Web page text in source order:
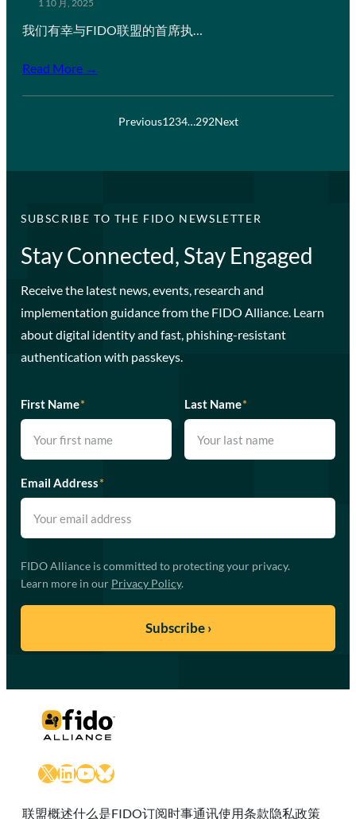
1 10 月, 2025
我们有幸与FIDO联盟的首席执…
Read More →
Previous1234…292Next
SUBSCRIBE TO THE FIDO NEWSLETTER
Stay Connected, Stay Engaged
Receive the latest news, events, research and
implementation guidance from the FIDO Alliance. Learn
about digital identity and fast, phishing-resistant
authentication with passkeys.
First Name* Last Name*
Email Address*
FIDO Alliance is committed to protecting your privacy.
Learn more in our Privacy Policy.
X LinkedIn
YouTube
Bluesky
联盟概述什么是FIDO订阅时事通讯使用条款隐私政策